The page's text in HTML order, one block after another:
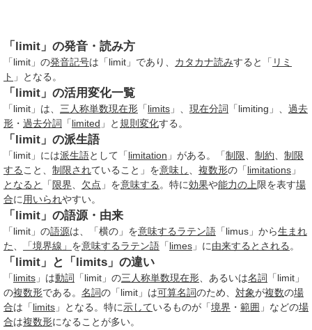
「limit」の発音・読み方
「limit」の発音記号は「limit」であり、 カタカナ読みすると「 リミ
ト 」となる。
「limit」の活用変化一覧
「limit」は、 三人称単数現在形 「limits 」、 現在分詞 「limiting」、 過去
形 ・ 過去分詞 「limited 」と 規則変化する。
「limit」の派生語
「limit」には派生語として「limitation 」がある。「制限 制約
制限
する こと、 制限されていること」を意味し 複数形の「limitations 」
となると
「 限界 欠点 」を意味する 。特に効果や能力の上 限を表す場
合に 用いられやすい。
「limit」の語源・由来
「limit」の語源は、「横の」を意味するラテン語 「limus」から生まれ
た
「境界線」 を意味するラテン語 「limes 」に由来する とされる 。
「limit」と「limits」の違い
「limits 」は動詞 「limit」の三人称単数現在形 、あるいは名詞 「limit」
の複数形である。 名詞の「limit」は可算名詞のため、 対象が複数の場
合は「limits 」となる。特に示しているものが「境界 ・ 範囲 」などの場
合は複数形になることが多い。